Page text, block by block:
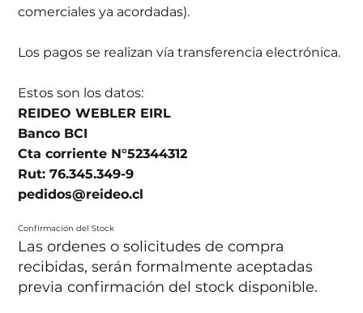
comerciales ya acordadas).
Los pagos se realizan vía transferencia electrónica.
Estos son los datos:
REIDEO WEBLER EIRL
Banco BCI
Cta corriente N°52344312
Rut: 76.345.349-9
pedidos@reideo.cl
Confirmación del Stock
Las ordenes o solicitudes de compra
recibidas, serán formalmente aceptadas
previa confirmación del stock disponible.